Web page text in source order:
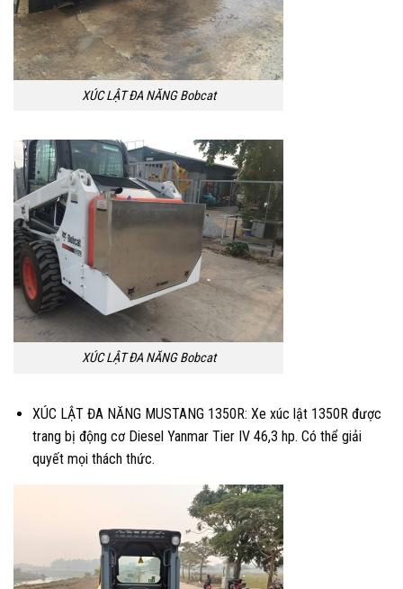
XÚC LẬT ĐA NĂNG Bobcat
XÚC LẬT ĐA NĂNG Bobcat
XÚC LẬT ĐA NĂNG MUSTANG 1350R: Xe xúc lật 1350R được
trang bị động cơ Diesel Yanmar Tier IV 46,3 hp. Có thể giải
quyết mọi thách thức.